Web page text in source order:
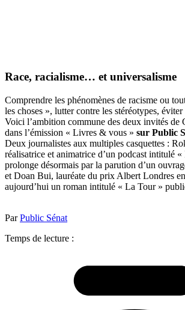
Race, racialisme… et universalisme
Comprendre les phénomènes de racisme ou
les choses », lutter contre les stéréotypes,
Voici l’ambition commune des deux invités de
dans l’émission « Livres & vous » sur Public
Deux journalistes aux multiples casquettes :
réalisatrice et animatrice d’un podcast intitulé
prolonge désormais par la parution d’un
et Doan Bui, lauréate du prix Albert Londres
aujourd’hui un roman intitulé « La Tour »
ParPublic Sénat
Temps de lecture :